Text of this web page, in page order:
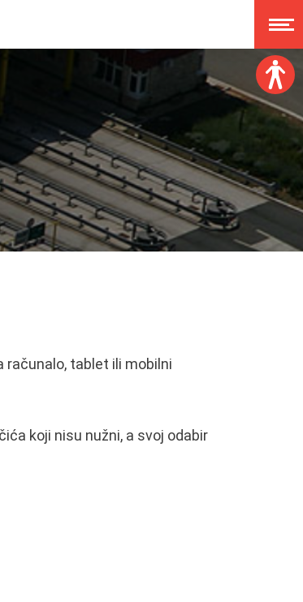
Veličina fonta:
A A
Disleksija:
Kontrast:
tablet ili mobilni
koji nisu nužni, a svoj odabir